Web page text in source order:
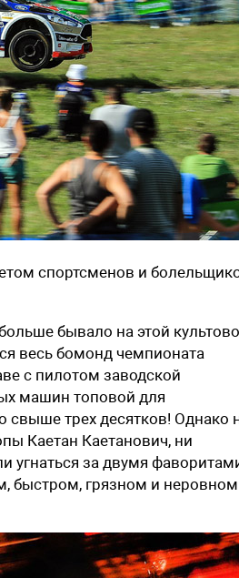
спортсменов и
бывало на этой
весь бомонд чемпионата
с пилотом заводской
машин топовой для
свыше трех десятков! Однако
Каетан Каетанович, ни
угнаться за двумя
быстром, грязном и неровном